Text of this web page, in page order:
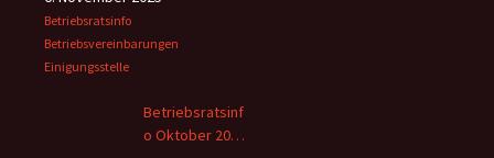
Betriebsratsinfo
Betriebsvereinbarungen
Einigungsstelle
Betriebsratsinf
o Oktober 2025